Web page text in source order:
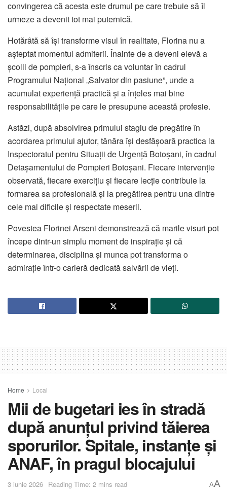
convingerea că acesta este drumul pe care trebuie să îl
urmeze a devenit tot mai puternică.
Hotărâtă să își transforme visul în realitate, Florina nu a
așteptat momentul admiterii. Înainte de a deveni elevă a
școlii de pompieri, s-a înscris ca voluntar în cadrul
Programului Național „Salvator din pasiune”, unde a
acumulat experiență practică și a înțeles mai bine
responsabilitățile pe care le presupune această profesie.
Astăzi, după absolvirea primului stagiu de pregătire în
acordarea primului ajutor, tânăra își desfășoară practica la
Inspectoratul pentru Situații de Urgență Botoșani, în cadrul
Detașamentului de Pompieri Botoșani. Fiecare intervenție
observată, fiecare exercițiu și fiecare lecție contribuie la
formarea sa profesională și la pregătirea pentru una dintre
cele mai dificile și respectate meserii.
Povestea Florinei Arseni demonstrează că marile visuri pot
începe dintr-un simplu moment de inspirație și că
determinarea, disciplina și munca pot transforma o
admirație într-o carieră dedicată salvării de vieți.
Home Local
Mii de bugetari ies în stradă
după anunțul privind tăierea
sporurilor. Spitale, instanțe și
ANAF, în pragul blocajului
3 iunie 2026 Reading Time: 2 mins read AA